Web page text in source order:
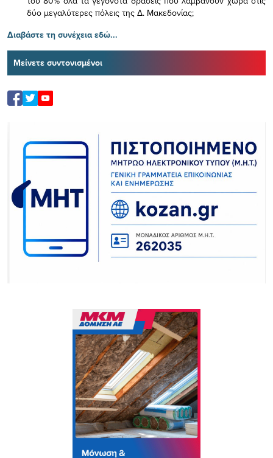
δύο μεγαλύτερες πόλεις της Δ. Μακεδονίας;
Διαβάστε τη συνέχεια εδώ...
Μείνετε συντονισμένοι